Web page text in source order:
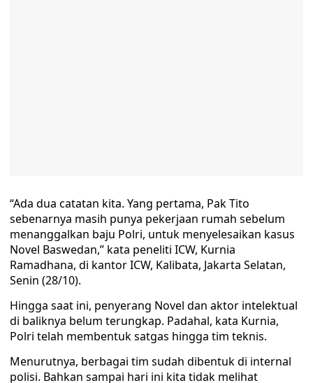
“Ada dua catatan kita. Yang pertama, Pak Tito
sebenarnya masih punya pekerjaan rumah sebelum
menanggalkan baju Polri, untuk menyelesaikan kasus
Novel Baswedan,” kata peneliti ICW, Kurnia
Ramadhana, di kantor ICW, Kalibata, Jakarta Selatan,
Senin (28/10).
Hingga saat ini, penyerang Novel dan aktor intelektual
di baliknya belum terungkap. Padahal, kata Kurnia,
Polri telah membentuk satgas hingga tim teknis.
Menurutnya, berbagai tim sudah dibentuk di internal
polisi. Bahkan sampai hari ini kita tidak melihat